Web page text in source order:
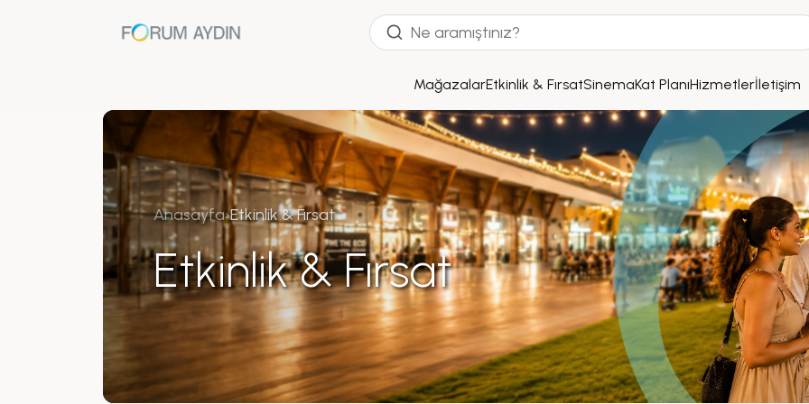
MağazalarEtkinlik & FırsatSinemaKat PlanıHizmetlerİletişim
Anasayfa›Etkinlik & Fırsat
Etkinlik & Fırsat